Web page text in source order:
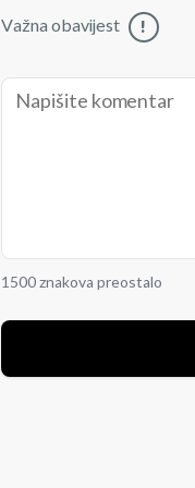
Važna obavijest !
1500 znakova preostalo